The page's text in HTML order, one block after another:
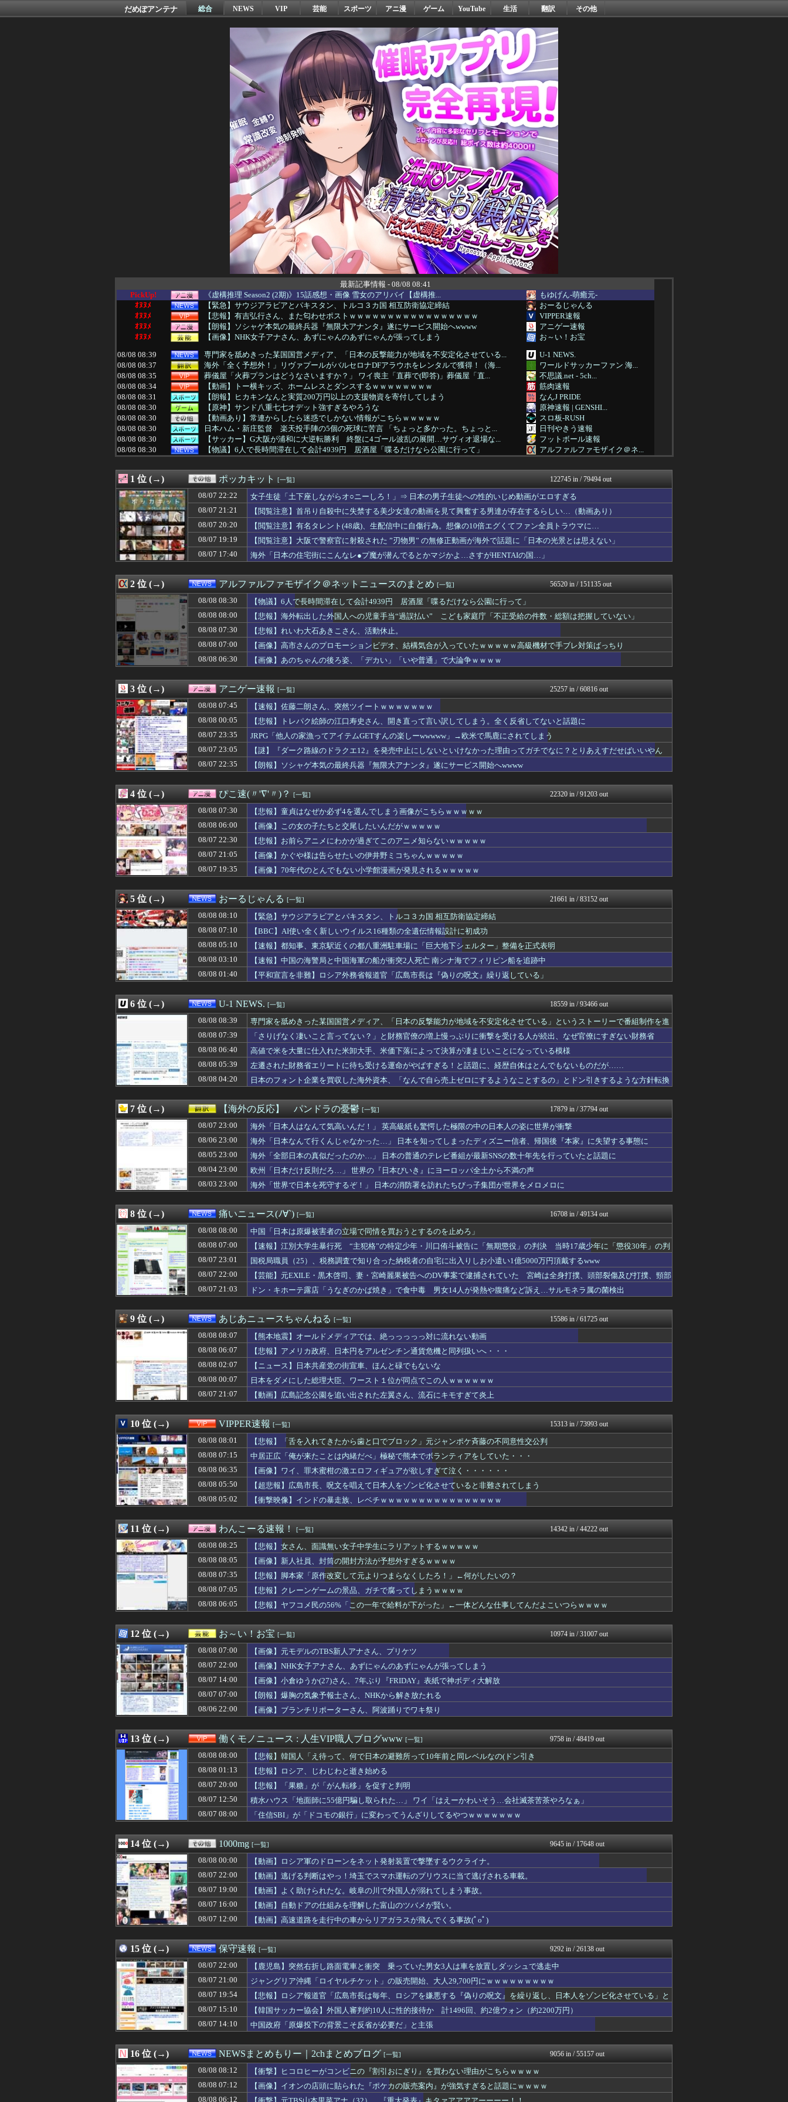
だめぽアンテナ 総合 NEWS VIP 芸能 スポーツ アニ漫 ゲーム YouTube 生活 翻訳 その他
最新記事情報 - 08/08 08:41
PickUp!
《虚構推理 Season2 (2期)》15話感想・画像 雪女のアリバイ【虚構推...
もゆげん-萌癒元-
ｵﾇﾇﾒ
【緊急】サウジアラビアとパキスタン、トルコ３カ国 相互防衛協定締結
おーるじゃんる
ｵﾇﾇﾒ
【悲報】有吉弘行さん、また匂わせポストｗｗｗｗｗｗｗｗｗｗｗｗｗｗｗｗｗ
VIPPER速報
ｵﾇﾇﾒ
【朗報】ソシャゲ本気の最終兵器『無限大アナンタ』遂にサービス開始へwwww
アニゲー速報
ｵﾇﾇﾒ
【画像】NHK女子アナさん、あずにゃんのあずにゃんが張ってしまう
お～い！お宝
08/08 08:39
専門家を舐めきった某国国営メディア、「日本の反撃能力が地域を不安定化させている...
U-1 NEWS.
08/08 08:37
海外「全く予想外！」リヴァプールがバルセロナDFアラウホをレンタルで獲得！（海...
ワールドサッカーファン 海...
08/08 08:35
葬儀屋「火葬プランはどうなさいますか？」 ワイ喪主「直葬で(即答)」葬儀屋「直...
不思議.net - 5ch...
08/08 08:34
【動画】トー横キッズ、ホームレスとダンスするｗｗｗｗｗｗｗｗ
筋肉速報
08/08 08:31
【朗報】ヒカキンなんと実質200万円以上の支援物資を寄付してしまう
なんJ PRIDE
08/08 08:30
【原神】サンド八重七七オデット強すぎるやろうな
原神速報 | GENSHI...
08/08 08:30
【動画あり】常連からしたら迷惑でしかない情報がこちらｗｗｗｗｗ
スロ板-RUSH
08/08 08:30
日本ハム・新庄監督 楽天投手陣の5個の死球に苦言 「ちょっと多かった。ちょっと...
日刊やきう速報
08/08 08:30
【サッカー】G大阪が浦和に大逆転勝利 終盤に4ゴール波乱の展開…サヴィオ退場な...
フットボール速報
08/08 08:30
【物議】6人で長時間滞在して会計4939円 居酒屋「喋るだけなら公園に行って」
アルファルファモザイク＠ネ...
08/08 08:30
謎の勢力「AI発展したらお前らは皆クビになるわ」→未だかつてAIのせいで失業し...
ガジェット2ch
08/08 08:29
ＡママがＢにプレゼントした座布団を、Ｃが盗んだ。B「その座布団返して！」C「私...
修羅場ハザード -復讐・D...
08/08 08:29
税務署員1億円超脱税疑い 詐取金で競艇か、国税当局
日本第一！ニュース録
08/08 08:28
【悲報】太鼓の達人、お馴染みのフォントの使用料が年間6万から年間320万になっ...
ガハろぐNewsヽ(･ω･...
08/08 08:25
マッサージ店でバイトしてるけど、OLの体触りほうだいでめっちゃいいぞwwww
バズッター速報
08/08 08:25
【悲報】女さん、面識無い女子中学生にラリアットするｗｗｗｗｗ
わんこーる速報！
08/08 08:23
【画像】日本ってなんでここ埋め立てないの？
まとめたニュース
08/08 08:20
【画像】顔20点身体100点の女子見つかってしまうｗｗｗｗｗｗｗｗ
ラビット速報
08/08 08:18
【戦慄】山で洒落にならない目にあった話をする、オカルト系で
哲学ニュースnwk
08/08 08:18
私の気遣いに対して旦那は「あの時のあの言葉ってこういう意味で俺を気遣ってくれた...
怒り新党～仕返し・復讐・修...
08/08 08:16
ショートスリーパーで有名なインフルエンサー、視聴者から「寝た方がいい」と言...
なんJ PRIDE
08/08 08:16
METALVERSEが「METALVERSE #3 – GARDE...
08/08 08:16
【悲報】プーチン「あえて申し上げます。 助けてください。」
なんJ PRIDE
08/08 08:15
嫁実家で自分につけられていた屈辱的なあだ名を偶然知ってしまった。しかも嫁も黙っ...
鬼女の宅配便 - 修羅場・...
08/08 08:15
会社辞めるつもりで残業代請求しようと計算したらこうなるwww
08/08 08:13
【悲報】ワイ、筋トレ初心者、スタート3日で断念したｗｗｗ
ダイエット速報＠2ちゃんね...
08/08 08:12
妻が事故に遭い下半身が不自由に。ローンで5000万円を組んでバリアフリーの家を...
浮気ちゃんねる
08/08 08:12
【衝撃】ヒコロヒーがコンビニの『割引おにぎり』を買わない理由がこちらｗｗｗｗ
08/08 08:10
【動画】美人社長・藤渡小百合、ハンパないプリケツがHすぎる
まとめ芸能＠美女画像まとめ...
08/08 08:10
【緊急】サウジアラビアとパキスタン、トルコ３カ国 相互防衛協定締結
おーるじゃんる
08/08 08:09
【Vtuber】えぺまつり、またしてもぶいすぽ中心で優遇しAPEX最大勢力のに...
08/08 08:09
【悲報】女さん、開き直ってセッ●ス経験人数でマウントしはじめる・・・
なんJミュージアム
08/08 08:09
トワ様のガワが大好きなんだけど最近声も悪くないなって思えてきた
トレンドの通り道
08/08 08:09
【画像あり】女さん(40)「結婚相手の条件？最低これぐらいは欲しいわね」
なんJミュージアム
08/08 08:09
【画像】喪服美女ツートップ爆誕ｗｗｗｗｗｗｗｗｗｗｗｗｗ
うしみつ-5chまとめ-
08/08 08:09
小説って専門用語や慣用句を使いすぎると一気に読みづらくなるよな
異世界転生まとめ速報
08/08 08:08
【動画】ピザ屋のバイト女、クッソせこい『ツマミ食い』をして炎上
08/08 08:07
【熊本地震】オールドメディアでは、絶っっっっっ対に流れない動画
あじあニュースちゃんねる
08/08 08:06
手作りスカートを欲しがる友人が500円玉を置いて「お釣はいらないよ！」と言って...
修羅場ライフ速報
08/08 08:05
【画像】新人社員、封筒の開封方法が予想外すぎるｗｗｗｗ
08/08 08:05
ガキ「世界を救います」←飽きた。おっさんにしろ
げぇ速
08/08 08:05
日本人「円安はアカン。円高にしろ」←これなんでなんや
08/08 08:05
姉「あー疲れた。ワイ？りな(9歳の姪っ子)をお風呂に入れてきて～～～」ワイ(...
08/08 08:05
【画像】佐藤佳奈(29)アナ、女装お笑い芸人さんと電撃結婚してしまうwwwww...
08/08 08:05
メタルバンドが日本から死滅した理由ってなに？
V系まとめ速報
08/08 08:05
戦いたくもないのに無理やり戦わさせられるポケモンが可哀想
08/08 08:03
披露パーティの卓上花を勝手に配ったら新婦に怒られた。ホテルに戻った翌日、会場費...
修羅の華-家庭・生活まとめ
08/08 08:03
韓国人「韓国サッカー協会、外国人審判に“性接待”報道・・・」→「2002年の審...
海外の反応 お隣速報
08/08 08:02
上白石萌音とかいう巨乳なのにそれを開示しない女優www
08/08 08:01
サッカーの日本人審判、韓国とつるみ不正してたのがバレる
なんJ PRIDE
インド、ロシアの第5世代戦闘機「Su-57」の購入を見送りか！
軍事・ミリタリー速報☆彡
08/08 08:01
お前らずっと「今PC買うのは時期が悪い」って言ってないか？
PCパーツまとめ
08/08 08:01
【悲報】「舌を入れてきたから歯と口でブロック」元ジャンポケ斉藤の不同意性交公判
VIPPER速報
08/08 08:01
【警告】医師「米国では”ヘロインと同じくらいヤバい薬”が日本では平気で処方され...
凹凸ちゃんねる 発達障害・...
08/08 08:01
【ウマ娘】メジロマックイーン 現行犯逮捕
ウマ娘まとめ速報うまろぐ
08/08 08:00
【東方】大陸にはっちゃけ方で勝つにはどうすれば…
08/08 08:00
【艦これ】ガリバルディ 他
あ艦これ ～艦隊これくしょ...
08/08 08:00
林佑香アナ ピタパンのお尻くっきりレポート！！
アナきゃぷ速報
【画像あり】インフルエンサー「20歳でアルファード一括で買えちゃう私って素敵」
投資ちゃんねる
08/08 08:00
【悲報】モンハンワイルズさん、サンブレイクに売上を逆転される……
ゲーム実況者速報＠YouT...
08/08 08:00
阪神、初めてセーブシチュエーションで登板したクローザーに負けがついた件
阪神タイガースちゃんねる
08/08 08:00
【悲報】元TOKIO長瀬智也さん、バイク写真を投稿するも女子から「見た目が汚ら...
バイク速報
08/08 08:00
【悲報】ルラち、猫に負ける【よわち】
パカ娘速報！！ウマ娘まとめ...
08/08 08:00
【グラブル】ソロモナスのグウィン強くない…？ / ここならではでの強さが光る便...
ミニゴブ速報 ～グラブルま...
08/08 08:00
【動画】ショートスリーパー堀さん、高須幹弥とのコラボでキレ過ぎてる動画がヤバい...
キニ速
08/08 08:00
【悲報】海外転出した外国人への児童手当“過誤払い” こども家庭庁「不正受給の件...
08/08 08:00
この前森に行ったらちっちゃいウリボー見つけた
登山ちゃんねる
08/08 08:00
【ラブライブ！】【画像】近江彼方(身長158cm・B85・W60・H86)←こ...
コンテンツ・声優 | ラブ...
08/08 08:00
冨里奈央ちゃんの『苦悶の表情』、大変なことになってるって...
乃木通 乃木坂46櫻坂46...
【悲報】韓国人「え待って、何で日本の避難所って10年前と同レベルなの(ドン引き
働くモノニュース : 人生...
08/08 08:00
海外「Redditで避けた方が良いフォーラムと言えばどこ？」←「日本関連のフォ...
08/08 08:00
中国「日本は原爆被害者の立場で同情を買おうとするのを止めろ」
痛いニュース(ﾉ∀`)
08/08 08:00
【遊戯王情報】遊戯王WCS2026のスケジュールや出演者等を公開！
スターライト速報 -遊戯王...
08/08 08:00
韓国人「先生が病気休暇？理由は何？」→極悪保護者のせいで流産した教師も…
韓国ニュース反応まとめ
08/08 08:00
【衝撃】韓国人「日本の高校生、腕の長さがおかしい」
08/08 08:00
韓国人「オホーツク海高気圧の影響で、昨年より涼しい日本の首都圏について」
08/08 08:00
日本将棋連盟、公式HPの不正アクセス及び改ざん被害の調査結果公表
2ch名人
08/08 08:00
毛沢東語録を作った男、自分の序文ごと消された
ネトウヨにゅーす
08/08 07:58
矢田萌華「6期生のビジュアル担当です」←この画像を見れば誰もが納得【画像あり】
乃木坂46まとめ 乃木りん...
08/08 07:58
【動画】女性審判炎上ｗｗｗｗｗｗｗｗｗｗｗｗｗｗｗｗｗ
watch＠２ちゃんねる
08/08 07:57
家の裏にでかい霊園がある。そこでまじな恐怖体験したんだが聞いてくれ
怒り新党～仕返し・復讐・修...
08/08 07:56
海外「怪我さえなければ」サッカー日本代表DF冨安健洋のクリスタル・パレス移籍決...
海外のお前ら 海外の反応
08/08 07:55
韓国人「アメリカでビッグフットが発見されました」
ハウメニージャパン！
08/08 07:55
高市総理の靖国参拝 木原官房長官「ご自身で適切に判断」[8/7]
国難にあってもの申す！！
08/08 07:54
聖隷クリストファー・高部陸、青学大進学へ「進路変更はありません」
【悲報】韓国サッカーのイメージが墜落ｗｗｗｗｗｗｗ
「王様のブランチ」現役リポーター、セクシーすぎる写真集を発売wwwww冴木柚葉...
もきゅ速(*´ω`*)人(...
08/08 07:50
東スポ競馬値上げやないかい
08/08 07:50
【重要】時事通信の分かりづらい記事でネット混乱！「特定技能2号に5年枠登場」を...
08/08 07:50
【悲報】アラサー男の婚活事情が辛すぎて泣けてくるwwwwwww
GOSSIP速報
08/08 07:47
絵が化け物みたいに上手いヤツは、AI生成まで上手い事が判明ｗｗｗｗｗｗ
スマブラ屋さん | スマブ...
08/08 07:46
【九州名物】鶏刺し食べた医師、全身麻痺に…「死んだほうが良かった」
なんJ PRIDE
08/08 07:45
22歳女性、商業施設で通りすがりの面識無い女子中学生にラリアットして逮捕される
なんじぇいスタジアム＠なん...
08/08 07:45
【画像】井上はるさん、私服で腹出しwwwwwwwwwwwwwwwwwwwwww...
(*ﾟ∀ﾟ)ゞカガクニュー...
08/08 07:45
【画像】井上はるさん、私服で腹出しwwwwwwwwwwwwwwwwwwwwww...
08/08 07:45
【速報】佐藤二朗さん、突然ツイートｗｗｗｗｗｗｗ
アニゲー速報
08/08 07:44
【悲報】スポットクーラーって何の意味もなくね
08/08 07:44
スマスロSAO2のガラス、粉々になってしまう…役物が近いのが原因！？
08/08 07:41
【朗報】寺田心、週6ジム通いで体重62kg→82kgに 110kgのベンチプレ...
mashlife通信
08/08 07:40
離婚届を出してホッとしていたのに・・元旦那『離婚したくなかったから、弁護士に相...
修羅ママ速報
08/08 07:40
【悲報】いまの小学生 朝7時から学校に預けられ放課後も夜遅くまで学童に預けられ...
キニ速
08/08 07:39
近所で熊が出た！と放置子が言い、放置子親が「うちの◯◯ちゃんが熊に襲われたら大...
怒り新党～仕返し・復讐・修...
08/08 07:39
【画像】婚活女性さん、アプリで出会った男性のスペックに関するコメントが辛辣すぎ...
08/08 07:39
姉、兄、私の3人姉弟、姉が暴君。お盆に親戚が集まることになった
08/08 07:39
「さりげなく凄いこと言ってない？」と財務官僚の増上慢っぷりに衝撃を受ける人が続...
U-1 NEWS.
08/08 07:39
4本脚の乗り物「コルレオ」、30年リヤド万博で披露へ 川崎重工が35年発売目指...
海外「日本のこの道路標識の意味が分からないんですけど…」
カープ秋山、2度目の海外FA権取得！｢それくらいの年齢までやってこられた｣
広島東洋カープまとめブログ...
08/08 07:35
予約していた美容室が臨時休業。連絡くれてもいいのに
子育てちゃんねる
08/08 07:35
【画像】バレー女子さん、なんちゅう尻しとんねんｗｗｗｗｗｗｗｗｗｗｗｗｗ
不思議.net - 5ch...
08/08 07:34
【悲報】元EXILE・黒木啓司、妻・宮崎麗果被告へのDV事案で逮捕 宮崎は全身...
筋肉速報
08/08 07:33
【ｼｺ画像】言う程このデカ乳OLのお○ぱいの谷間の匂い嗅ぎたいか？ｗｗｗｗｗｗ...
08/08 07:32
「ゲームの良さはグラフィックじゃない！」とか言ってる奴ってグラセフ6やりたくな...
08/08 07:32
【朗報】影山優佳さん、エッセイ集の袋とじがエロすぎてけしからんと話題に
いたしん！
08/08 07:31
「お母さんも３歳、いつもおつかれさま、ありがとう」
気団談
08/08 07:31
ジャンポケ斉藤「同意があったんです。本当です。信じて下さい」←何でこの主張が...
08/08 07:30
【悲報】村上宗隆OPS.895 鈴木誠也OPS.840 岡本和真OPS.74...
08/08 07:30
【悲報】れいわ大石あきこさん、活動休止。
アルファルファモザイク＠ネ...
08/08 07:30
【画像】素人時代のテレビ出演がsnsで話題になった巨胸美女がグラビアデビュー
芸能人の気になる噂
08/08 07:30
【デレマス】凛「なにこれ、蒼穹のファフナー？」モバP「資料だから見といてくれ」
プロデューサーさんっ！SS...
08/08 07:30
遠藤さくらの『ふくらみ』、大変なことになってるって...
08/08 07:30
【画像】新人声優、いきなりドエッチｗｗｗｗｗｗｗｗｗ
08/08 07:30
デスノートの主人公がお前らだった時にありがちなことｗｗｗｗｗ
ああ言えばForYou
08/08 07:30
【日本ハム】柳川大晟「3人で抑えてサヨナラできるように頑張りました」9回を三者...
ファイターズ王国＠日ハムま...
08/08 07:30
【画像】隠せよww地雷系女子がTシャツで●●●おっぴろげｗｗｗｗ
GOSSIP速報
08/08 07:29
【雑談】愛媛県民で語りたい【情報交換】
08/08 07:29
【悲報】集英社、わざわざタフを翻訳し外国に輸出
漫画まとめ速報
08/08 07:29
埼玉県戸田市議の河合ゆうすけ氏、2027年8月の埼玉県知事選への立候補を表明
日本第一！ニュース録
08/08 07:27
甲子園熱中症問題、余ってる地方球場で夜試合するだけで解決ｗｗｗｗｗｗｗｗｗｗｗ...
なんじぇいスタジアム＠なん...
08/08 07:26
配達員だが、日本人って意外なほどアホが多いなと思う
まとめたニュース
08/08 07:25
イタリア史上最高のバスケットボール選手は誰？
08/08 07:25
混浴温泉行ったら、後から入ってきたギャル2人組に話しかけられフェラ→wwww
08/08 07:25
韓国人「日本メディアが2002年ワールドカップ韓国準決勝も調査すべきと主張！」...
世界の憂鬱 海外・韓国の反...
08/08 07:25
みんな知ってたのが常識 〜 【国際】韓国サッカーのイメージが墜落
反日愚国 恨寓瘻
08/08 07:21
【日本横断】大型の台風15号(チャンホン)…お盆休みの天気に影響するおそれ
08/08 07:21
39歳DF長友佑都 現役続行！ FC東京と再契約 J1初制覇で恩返し誓う 今日...
08/08 07:21
大谷翔平の今季中の投手復帰絶望か？←「打者専念で構わないぞ」（海外の反応）
海外の反応スポーツ
08/08 07:20
【悲報】Z世代「ジャンポケ斎藤は口封じに被害者殺した方が量刑軽かっただろ💦」←... キニ速
1 位 (→) ポッカキット [一覧] 122745 in / 79494 out
08/07 22:22
女子生徒「土下座しながらオ○ニーしろ！」⇒ 日本の男子生徒への性的いじめ動画がエロすぎる
08/07 21:21
【閲覧注意】首吊り自殺中に失禁する美少女達の動画を見て興奮する男達が存在するらしい…（動画あり）
08/07 20:20
【閲覧注意】有名タレント(48歳)、生配信中に自傷行為。想像の10倍エグくてファン全員トラウマに…
08/07 19:19
【閲覧注意】大阪で警察官に射殺された ”刃物男” の無修正動画が海外で話題に「日本の光景とは思えない」
08/07 17:40
海外「日本の住宅街にこんなレ●プ魔が潜んでるとかマジかよ…さすがHENTAIの国…」
2 位 (→) アルファルファモザイク＠ネットニュースのまとめ [一覧] 56520 in / 151135 out
08/08 08:30
【物議】6人で長時間滞在して会計4939円 居酒屋「喋るだけなら公園に行って」
08/08 08:00
【悲報】海外転出した外国人への児童手当“過誤払い” こども家庭庁「不正受給の件数・総額は把握していない」
08/08 07:30
【悲報】れいわ大石あきこさん、活動休止。
08/08 07:00
【画像】高市さんのプロモーションビデオ、結構気合が入っていたｗｗｗｗｗ高級機材で手ブレ対策ばっちり
08/08 06:30
【画像】あのちゃんの後ろ姿、「デカい」「いや普通」で大論争ｗｗｗｗ
3 位 (→) アニゲー速報 [一覧] 25257 in / 60816 out
08/08 07:45
【速報】佐藤二朗さん、突然ツイートｗｗｗｗｗｗｗ
08/08 00:05
【悲報】トレパク絵師の江口寿史さん、開き直って言い訳してしまう。全く反省してないと話題に
08/07 23:35
JRPG「他人の家漁ってアイテムGETすんの楽しーwwwww」→欧米で馬鹿にされてしまう
08/07 23:05
【謎】『ダーク路線のドラクエ12』を発売中止にしないといけなかった理由ってガチでなに？とりあえすだせばいいやん
08/07 22:35
【朗報】ソシャゲ本気の最終兵器『無限大アナンタ』遂にサービス開始へwwww
4 位 (→) ぴこ速(〃'∇'〃)？ [一覧] 22320 in / 91203 out
08/08 07:30
【悲報】童貞はなぜか必ず4を選んでしまう画像がこちらｗｗｗｗｗ
08/08 06:00
【画像】この女の子たちと交尾したいんだがｗｗｗｗｗ
08/07 22:30
【悲報】お前らアニメにわかが過ぎてこのアニメ知らないｗｗｗｗｗ
08/07 21:05
【画像】かぐや様は告らせたいの伊井野ミコちゃんｗｗｗｗｗ
08/07 19:35
【画像】70年代のとんでもない小学館漫画が発見されるｗｗｗｗｗ
5 位 (→) おーるじゃんる [一覧] 21661 in / 83152 out
08/08 08:10
【緊急】サウジアラビアとパキスタン、トルコ３カ国 相互防衛協定締結
08/08 07:10
【BBC】AI使い全く新しいウイルス16種類の全遺伝情報設計に初成功
08/08 05:10
【速報】都知事、東京駅近くの都八重洲駐車場に「巨大地下シェルター」整備を正式表明
08/08 03:10
【速報】中国の海警局と中国海軍の船が衝突2人死亡 南シナ海でフィリピン船を追跡中
08/08 01:40
【平和宣言を非難】ロシア外務省報道官「広島市長は『偽りの呪文』繰り返している」
6 位 (→) U-1 NEWS. [一覧] 18559 in / 93466 out
08/08 08:39
専門家を舐めきった某国国営メディア、「日本の反撃能力が地域を不安定化させている」というストーリーで番組制作を進
めようとするも……
08/08 07:39
「さりげなく凄いこと言ってない？」と財務官僚の増上慢っぷりに衝撃を受ける人が続出、なぜ官僚にすぎない財務省
が……
08/08 06:40
高値で米を大量に仕入れた米卸大手、米価下落によって決算が凄まじいことになっている模様
08/08 05:39
左遷された財務省エリートに待ち受ける運命がやばすぎる！と話題に、経歴自体はとんでもないものだが……
08/08 04:20
日本のフォント企業を買収した海外資本、「なんで自ら売上ゼロにするようなことするの」とドン引きするような方針転換
7 位 (→) 【海外の反応】 パンドラの憂鬱 [一覧] 17879 in / 37794 out
08/07 23:00
海外「日本人はなんて気高いんだ！」 英高級紙も驚愕した極限の中の日本人の姿に世界が衝撃
08/06 23:00
海外「日本なんて行くんじゃなかった…」 日本を知ってしまったディズニー信者、帰国後『本家』に失望する事態に
08/05 23:00
海外「全部日本の真似だったのか…」 日本の普通のテレビ番組が最新SNSの数十年先を行っていたと話題に
08/04 23:00
欧州「日本だけ反則だろ…」 世界の『日本びいき』にヨーロッパ全土から不満の声
08/03 23:00
海外「世界で日本を死守するぞ！」 日本の消防署を訪れたちびっ子集団が世界をメロメロに
8 位 (→) 痛いニュース(ﾉ∀`) [一覧] 16708 in / 49134 out
08/08 08:00
中国「日本は原爆被害者の立場で同情を買おうとするのを止めろ」
08/08 07:00
【速報】江別大学生暴行死 “主犯格”の特定少年・川口侑斗被告に「無期懲役」の判決 当時17歳少年に「懲役30年」の判
決
08/07 23:01
国税局職員（25）、税務調査で知り合った納税者の自宅に出入りしお小遣い1億5000万円頂戴するwww
08/07 22:00
【芸能】元EXILE・黒木啓司、妻・宮崎麗果被告へのDV事案で逮捕されていた 宮崎は全身打撲、頭部裂傷及び打撲、頸部
損傷の怪我
08/07 21:03 ドン・キホーテ露店「うなぎのかば焼き」で食中毒 男女14人が発熱や腹痛など訴え…サルモネラ属の菌検出
9 位 (→) あじあニュースちゃんねる [一覧] 15586 in / 61725 out
08/08 08:07
【熊本地震】オールドメディアでは、絶っっっっっ対に流れない動画
08/08 06:07
【悲報】アメリカ政府、日本円をアルゼンチン通貨危機と同列扱いへ・・・
08/08 02:07
【ニュース】日本共産党の街宣車、ほんと碌でもないな
08/08 00:07
日本をダメにした総理大臣、ワースト１位が同点でこの人ｗｗｗｗｗｗ
08/07 21:07
【動画】広島記念公園を追い出された左翼さん、流石にキモすぎて炎上
10 位 (→) VIPPER速報 [一覧] 15313 in / 73993 out
08/08 08:01
【悲報】「舌を入れてきたから歯と口でブロック」元ジャンポケ斉藤の不同意性交公判
08/08 07:15
中居正広「俺が来たことは内緒だべ」極秘で熊本でボランティアをしていた・・・
08/08 06:35
【画像】ワイ、罪木蜜柑の激エロフィギュアが欲しすぎて泣く・・・・・・
08/08 05:50
【超悲報】広島市長、呪文を唱えて日本人をゾンビ化させていると非難されてしまう
08/08 05:02
【衝撃映像】インドの暴走族、レベチｗｗｗｗｗｗｗｗｗｗｗｗｗｗｗｗ
11 位 (→) わんこーる速報！ [一覧] 14342 in / 44222 out
08/08 08:25
【悲報】女さん、面識無い女子中学生にラリアットするｗｗｗｗｗ
08/08 08:05
【画像】新人社員、封筒の開封方法が予想外すぎるｗｗｗｗ
08/08 07:35
【悲報】脚本家「原作改変して元よりつまらなくしたろ！」←何がしたいの？
08/08 07:05
【悲報】クレーンゲームの景品、ガチで腐ってしまうｗｗｗｗ
08/08 06:05
【悲報】ヤフコメ民の56%「この一年で給料が下がった」←一体どんな仕事してんだよこいつらｗｗｗｗ
12 位 (→) お～い！お宝 [一覧] 10974 in / 31007 out
08/08 07:00
【画像】元モデルのTBS新人アナさん、プリケツ
08/07 22:00
【画像】NHK女子アナさん、あずにゃんのあずにゃんが張ってしまう
08/07 14:00
【画像】小倉ゆうか(27)さん、7年ぶり『FRIDAY』表紙で神ボディ大解放
08/07 07:00
【朗報】爆胸の気象予報士さん、NHKから解き放たれる
08/06 22:00
【画像】ブランチリポーターさん、阿波踊りでワキ祭り
13 位 (→) 働くモノニュース : 人生VIP職人ブログwww [一覧] 9758 in / 48419 out
08/08 08:00
【悲報】韓国人「え待って、何で日本の避難所って10年前と同レベルなの(ドン引き
08/08 01:13
【悲報】ロシア、じわじわと逝き始める
08/07 20:00
【悲報】「果糖」が「がん転移」を促すと判明
08/07 12:50
積水ハウス「地面師に55億円騙し取られた…」 ワイ「はえーかわいそう…会社滅茶苦茶やろなぁ」
08/07 08:00
「住信SBI」が「ドコモの銀行」に変わってうんざりしてるやつｗｗｗｗｗｗｗ
14 位 (→) 1000mg [一覧] 9645 in / 17648 out
08/08 00:00
【動画】ロシア軍のドローンをネット発射装置で撃墜するウクライナ。
08/07 22:00
【動画】逃げる判断はやっ！埼玉でスマホ運転のプリウスに当て逃げされる車載。
08/07 19:00
【動画】よく助けられたな。岐阜の川で外国人が溺れてしまう事故。
08/07 16:00
【動画】自動ドアの仕組みを理解した富山のツバメが賢い。
08/07 12:00
【動画】高速道路を走行中の車からリアガラスが飛んでくる事故(ﾟoﾟ)
15 位 (→) 保守速報 [一覧] 9292 in / 26138 out
08/07 22:00
【鹿児島】突然右折し路面電車と衝突 乗っていた男女3人は車を放置しダッシュで逃走中
08/07 21:00
ジャングリア沖縄「ロイヤルチケット」の販売開始、大人29,700円にｗｗｗｗｗｗｗｗｗ
08/07 19:54
【悲報】ロシア報道官「広島市長は毎年、ロシアを嫌悪する『偽りの呪文』を繰り返し、日本人をゾンビ化させている」と
主張
08/07 15:10
【韓国サッカー協会】外国人審判約10人に性的接待か 計1496回、約2億ウォン（約2200万円）
08/07 14:10
中国政府「原爆投下の背景こそ反省が必要だ」と主張
16 位 (→) NEWSまとめもりー｜2chまとめブログ [一覧] 9056 in / 55157 out
08/08 08:12
【衝撃】ヒコロヒーがコンビニの『割引おにぎり』を買わない理由がこちらｗｗｗｗ
08/08 07:12
【画像】イオンの店頭に貼られた『ポケカの販売案内』が強気すぎると話題にｗｗｗｗ
08/08 06:12